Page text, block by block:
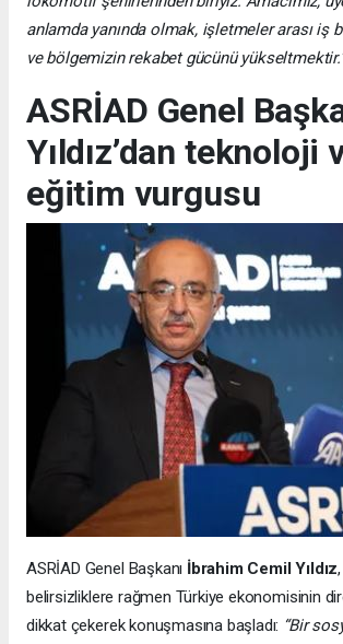
anlamda yanında olmak, işletmeler arası iş
ve bölgemizin rekabet gücünü
ASRİAD Genel
Yıldız’dan teknoloji
eğitim vurgusu
ASRİAD Genel Başkanı İbrahim Cemil Yıldız
belirsizliklere rağmen Türkiye ekonomisinin
dikkat çekerek konuşmasına başladı: “Bir